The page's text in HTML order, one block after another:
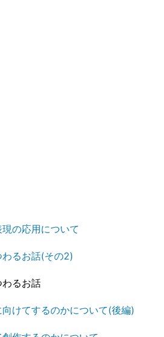
の応用について
るお話(その2)
るお話
けてするのかについて(後編)